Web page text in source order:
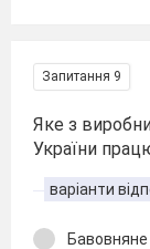
Запитання 9
Яке з
України
варіанти
Бавовняне